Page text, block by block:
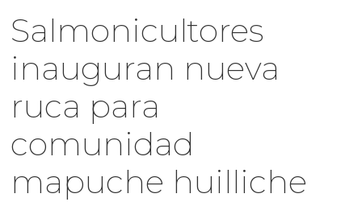
Salmonicultores
inauguran nueva
ruca para
comunidad
mapuche huilliche